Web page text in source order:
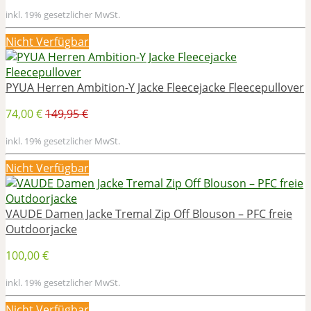
inkl. 19% gesetzlicher MwSt.
Nicht Verfügbar
PYUA Herren Ambition-Y Jacke Fleecejacke Fleecepullover
74,00 €149,95 €
inkl. 19% gesetzlicher MwSt.
Nicht Verfügbar
VAUDE Damen Jacke Tremal Zip Off Blouson – PFC freie
Outdoorjacke
100,00 €
inkl. 19% gesetzlicher MwSt.